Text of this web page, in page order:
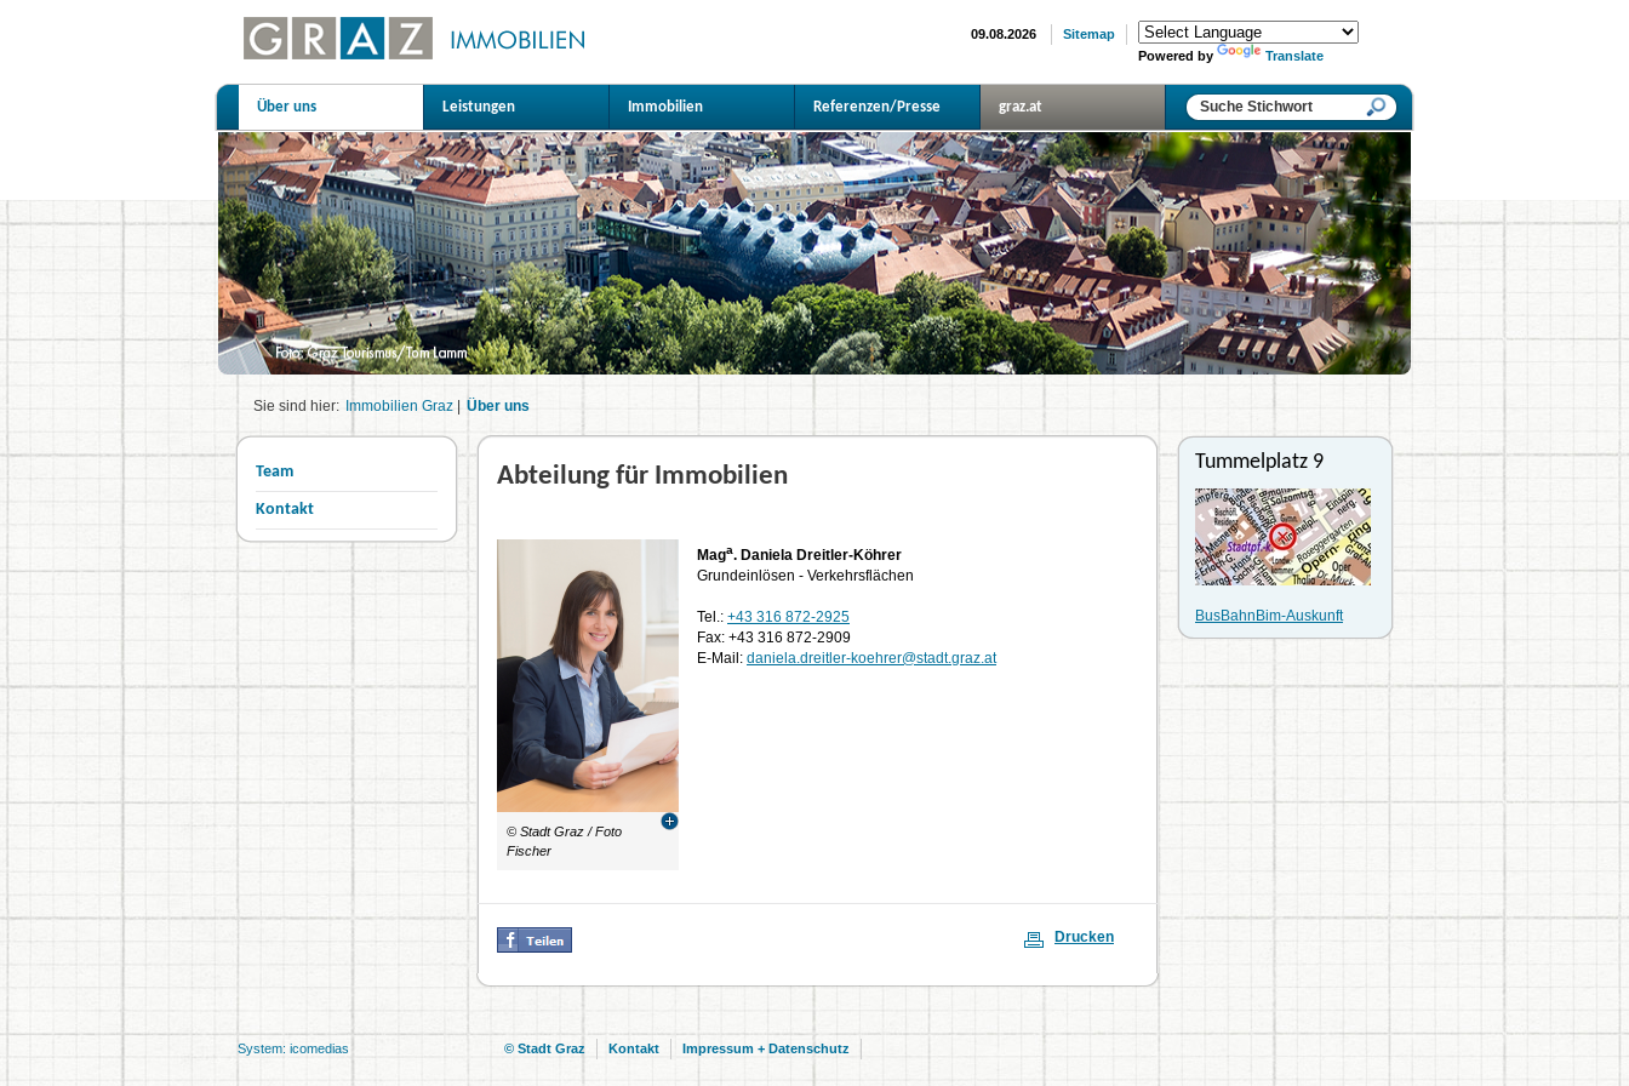
09.08.2026
Sitemap
Powered by
Translate
Über uns Leistungen Immobilien Referenzen/Presse graz.at
Sie sind hier: Immobilien Graz Über uns
Team
Kontakt
Abteilung für Immobilien
© Stadt Graz / Foto
Fischer
Maga. Daniela Dreitler-Köhrer
Grundeinlösen - Verkehrsflächen
Tel.: +43 316 872-2925
Fax: +43 316 872-2909
E-Mail: daniela.dreitler-koehrer@stadt.graz.at
Drucken
Tummelplatz 9
BusBahnBim-Auskunft
System: icomedias © Stadt Graz Kontakt Impressum + Datenschutz